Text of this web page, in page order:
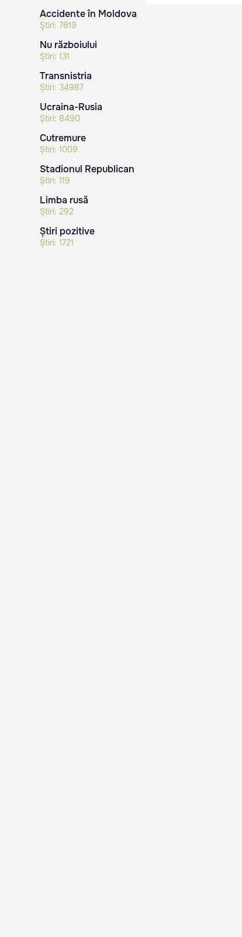
Accidente în Moldova
Știri: 7819
Nu războiului
Știri: 131
Transnistria
Știri: 34987
Ucraina-Rusia
Știri: 8490
Cutremure
Știri: 1009
Stadionul Republican
Știri: 119
Limba rusă
Știri: 292
Știri pozitive
Știri: 1721